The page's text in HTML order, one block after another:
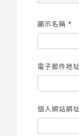
顯示名稱*
電子郵件地
個人網站網址